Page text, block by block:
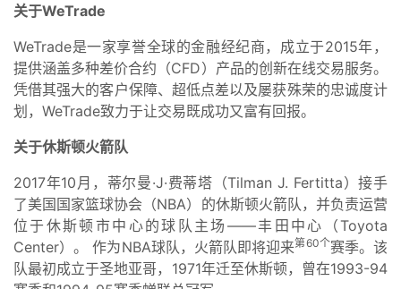
关于WeTrade
WeTrade是一家享誉全球的金融经纪商，成立于2015年，
提供涵盖多种差价合约（CFD）产品的创新在线交易服务。
凭借其强大的客户保障、超低点差以及屡获殊荣的忠诚度计
划，WeTrade致力于让交易既成功又富有回报。
关于休斯顿火箭队
2017年10月，蒂尔曼·J·费蒂塔（Tilman J. Fertitta）接手
了美国国家篮球协会（NBA）的休斯顿火箭队，并负责运营
位于休斯顿市中心的球队主场——丰田中心（Toyota
Center）。 作为NBA球队，火箭队即将迎来第60个赛季。该
队最初成立于圣地亚哥，1971年迁至休斯顿，曾在1993-94